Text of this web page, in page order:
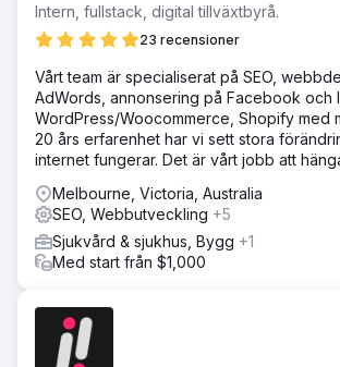
Intern, fullstack, digital tillväxtbyrå.
23 recensioner
Vårt team är specialiserat på SEO,
AdWords, annonsering på Facebook och
WordPress/Woocommerce, Shopify med
20 års erfarenhet har vi sett stora
internet fungerar. Det är vårt jobb att
Melbourne, Victoria, Australia
SEO, Webbutveckling +5
Sjukvård & sjukhus, Bygg +1
Med start från $1,000